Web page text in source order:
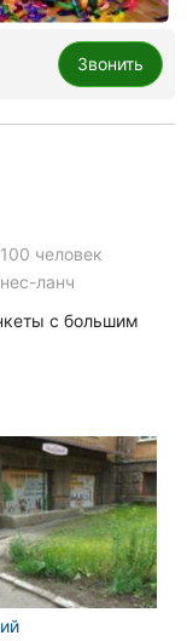
Звонить
человек
ланч
с большим